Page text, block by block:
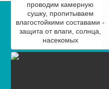
проводим камерную
сушку, пропитываем
влагостойкими составами -
защита от влаги, солнца,
насекомых